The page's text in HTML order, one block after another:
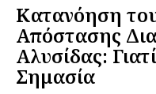
Κατανόηση
Απόστασης
Αλυσίδας:
Σημασία